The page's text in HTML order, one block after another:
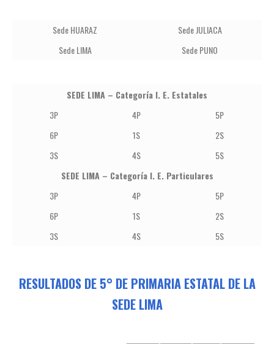
Sede HUARAZ
Sede JULIACA
Sede LIMA
Sede PUNO
SEDE LIMA – Categoría I. E. Estatales
3P
4P
5P
6P
1S
2S
3S
4S
5S
SEDE LIMA – Categoría I. E. Particulares
3P
4P
5P
6P
1S
2S
3S
4S 5S
RESULTADOS DE 5° DE PRIMARIA ESTATAL DE LA
SEDE LIMA